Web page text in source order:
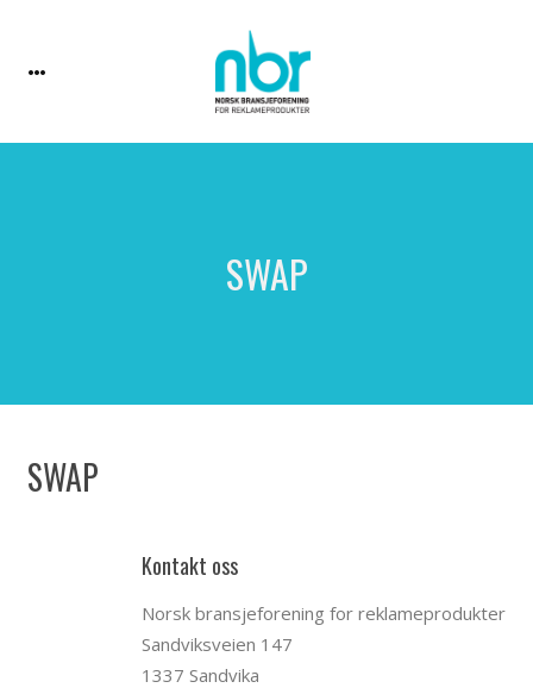
SWAP
SWAP
Kontakt oss
Norsk bransjeforening for reklameprodukter
Sandviksveien 147
1337 Sandvika